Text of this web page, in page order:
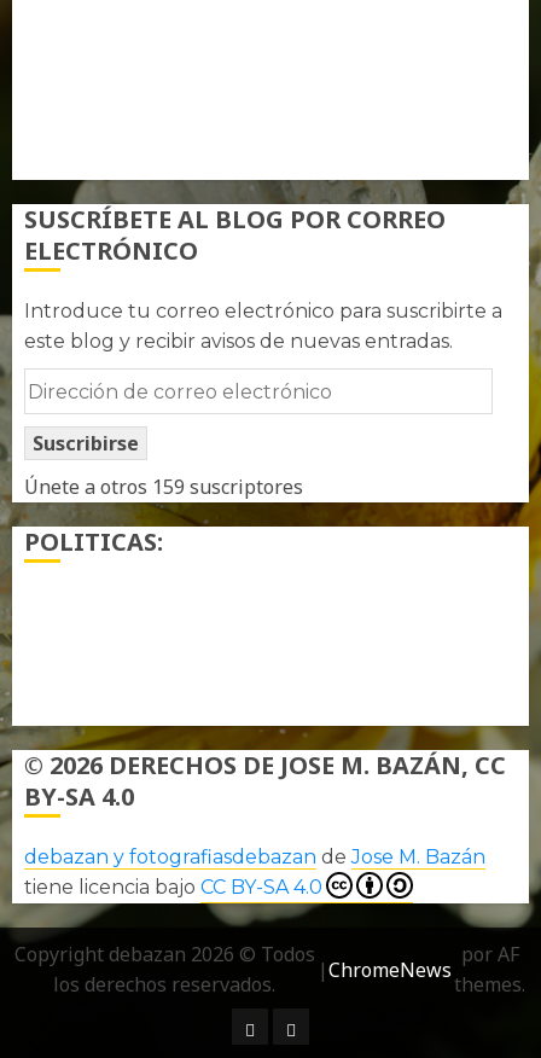
SUSCRÍBETE AL BLOG POR CORREO
ELECTRÓNICO
Introduce tu correo electrónico para suscribirte a
este blog y recibir avisos de nuevas entradas.
Dirección
de
correo
electrónico
Suscribirse
Únete a otros 159 suscriptores
POLITICAS:
© 2026 DERECHOS DE JOSE M. BAZÁN, CC
BY-SA 4.0
debazan y fotografiasdebazan deJose M. Bazán
tiene licencia bajo CC BY-SA 4.0
Copyright debazan 2026 © Todos
los derechos reservados.
|ChromeNews
por AF
themes.
¿ Quién soy…?
Más información sobre las